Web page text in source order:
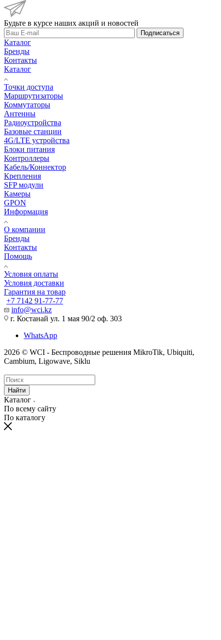
Будьте в курсе наших акций и новостей
Подписаться
Каталог
Бренды
Контакты
Каталог
Точки доступа
Маршрутизаторы
Коммутаторы
Антенны
Радиоустройства
Базовые станции
4G/LTE устройства
Блоки питания
Контроллеры
Кабель/Коннектор
Крепления
SFP модули
Камеры
GPON
Информация
О компании
Бренды
Контакты
Помощь
Условия оплаты
Условия доставки
Гарантия на товар
+7 7142 91-77-77
info@wci.kz
г. Костанай ул. 1 мая 90/2 оф. 303
WhatsApp
2026 © WCI - Беспроводные решения MikroTik, Ubiquiti,
Cambium, Ligowave, Siklu
Найти
Каталог
По всему сайту
По каталогу